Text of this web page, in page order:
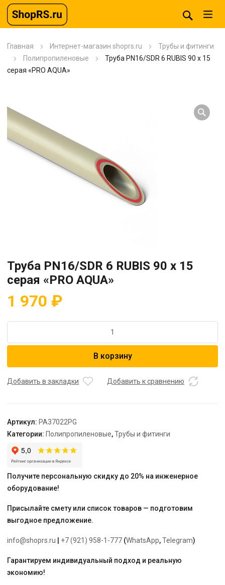
Главная Интернет-магазин shoprs.ru
Трубы и фитинги
Полипропиленовые
Труба PN16/SDR 6 RUBIS 90 x 15
серая «PRO AQUA»
Труба PN16/SDR 6 RUBIS 90 x 15
серая «PRO AQUA»
1 970 ₽
Труба
RUBIS
серая
"PRO
AQUA"
В корзину
Добавить в закладки Добавить к сравнению
Артикул: PA37022PG
Категории: Полипропиленовые,Трубы и фитинги
Получите персональную скидку до 20% на инженерное
оборудование!
Присылайте смету или список товаров — подготовим
выгодное предложение.
info@shoprs.ru +7 (921) 958-1-777 (WhatsApp,Telegram)
Гарантируем индивидуальный подход и реальную
экономию!